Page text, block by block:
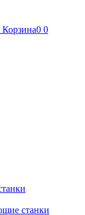
Корзина0 0
станки